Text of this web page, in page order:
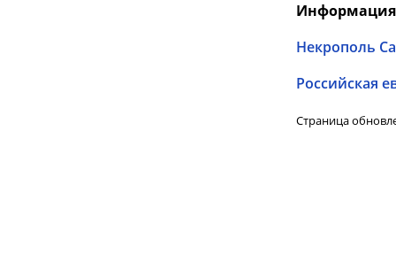
Информация
Некрополь
Российская
Страница